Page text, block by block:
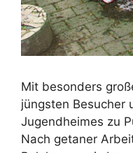
Mit besonders
jüngsten Besucher
Jugendheimes zu
Nach getaner